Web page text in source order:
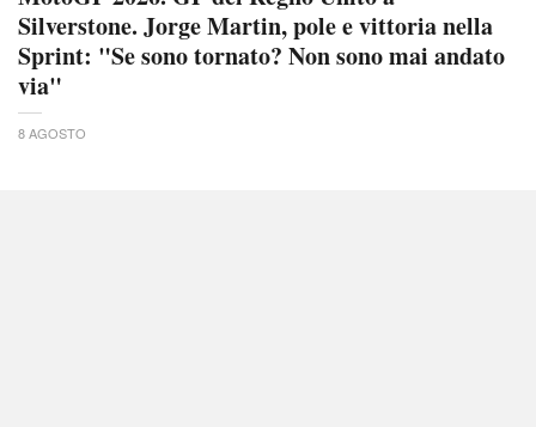
Silverstone. Jorge Martin, pole e vittoria nella
Sprint: "Se sono tornato? Non sono mai andato
via"
8 AGOSTO